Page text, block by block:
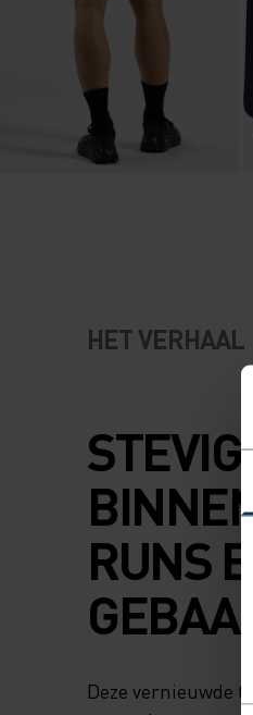
HET VERHAAL
RUNS
Deze vernieuwde